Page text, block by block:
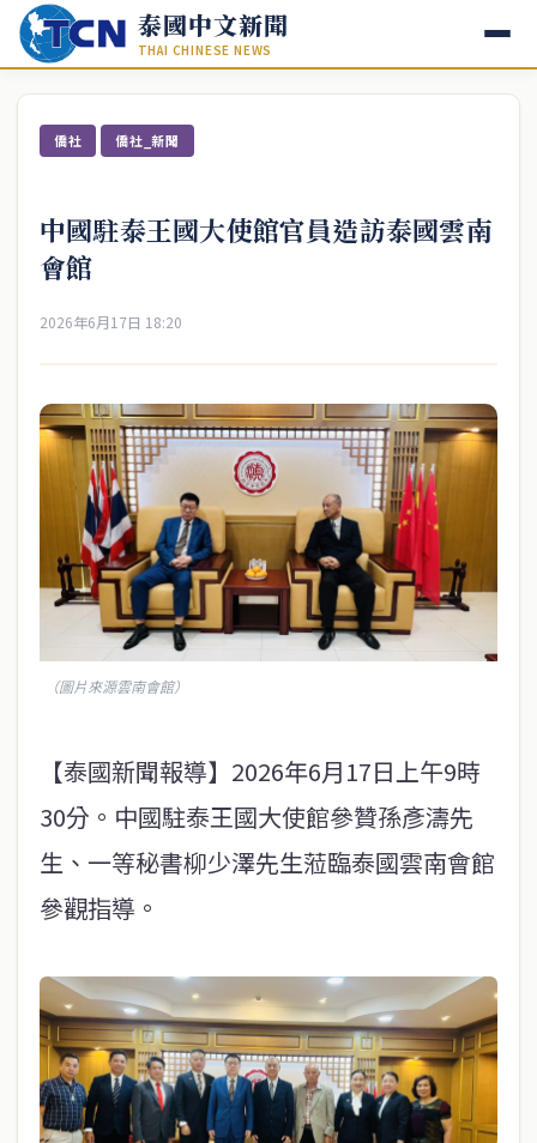
泰國中文新聞
THAI CHINESE NEWS
僑社 僑社_新聞
中國駐泰王國大使館官員造訪泰國雲南
會館
2026年6月17日 18:20
（圖片來源雲南會館）
【泰國新聞報導】2026年6月17日上午9時
30分。中國駐泰王國大使館參贊孫彥濤先
生、一等秘書柳少澤先生蒞臨泰國雲南會館
參觀指導。